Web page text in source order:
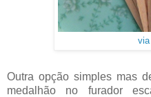
Outra opção simples mas
medalhão no furador